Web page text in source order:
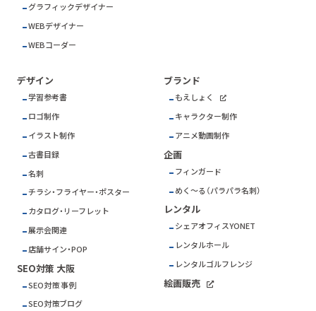
グラフィックデザイナー
WEBデザイナー
WEBコーダー
デザイン
学習参考書
ロゴ制作
イラスト制作
古書目録
名刺
チラシ・フライヤー・ポスター
カタログ・リーフレット
展示会関連
店舗サイン・POP
SEO対策 大阪
SEO対策 事例
SEO対策ブログ
ブランド
もえしょく
キャラクター制作
アニメ動画制作
企画
フィンガード
めく～る（パラパラ名刺）
レンタル
シェアオフィスYONET
レンタルホール
レンタルゴルフレンジ
絵画販売